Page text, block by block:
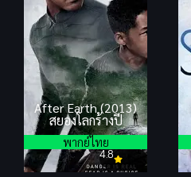
After Earth (2013)
สยองโลกร้างปี
4.8
พากย์ไทย